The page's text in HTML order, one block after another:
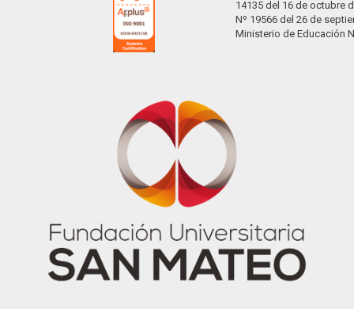
14135 del 16 de octubre
Nº 19566 del 26 de
Ministerio de Educación